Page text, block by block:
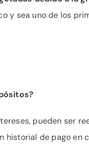
y sea uno de los
pueden ser
historial de pago en